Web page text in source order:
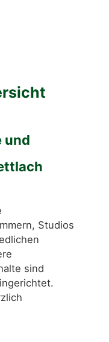
und
Studios
sind